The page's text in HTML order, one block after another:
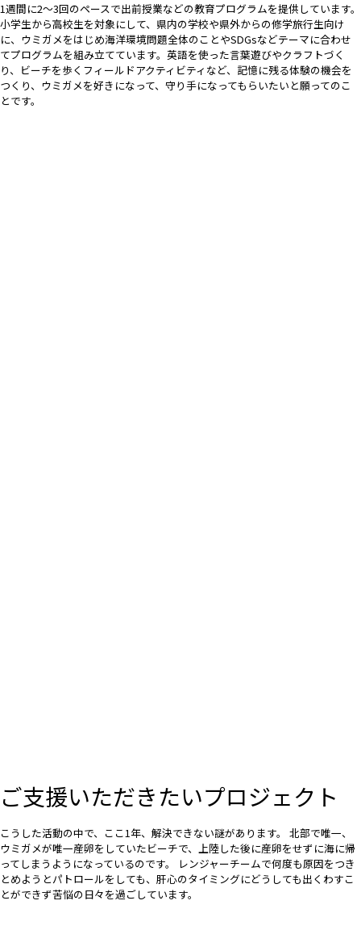
1週間に2〜3回のペースで出前授業などの教育プログラムを提供しています。
小学生から高校生を対象にして、県内の学校や県外からの修学旅行生向け
に、ウミガメをはじめ海洋環境問題全体のことやSDGsなどテーマに合わせ
てプログラムを組み立てています。英語を使った言葉遊びやクラフトづく
り、ビーチを歩くフィールドアクティビティなど、記憶に残る体験の機会を
つくり、ウミガメを好きになって、守り手になってもらいたいと願ってのこ
とです。
ご支援いただきたいプロジェクト
こうした活動の中で、ここ1年、解決できない謎があります。 北部で唯一、
ウミガメが唯一産卵をしていたビーチで、上陸した後に産卵をせずに海に帰
ってしまうようになっているのです。 レンジャーチームで何度も原因をつき
とめようとパトロールをしても、肝心のタイミングにどうしても出くわすこ
とができず苦悩の日々を過ごしています。